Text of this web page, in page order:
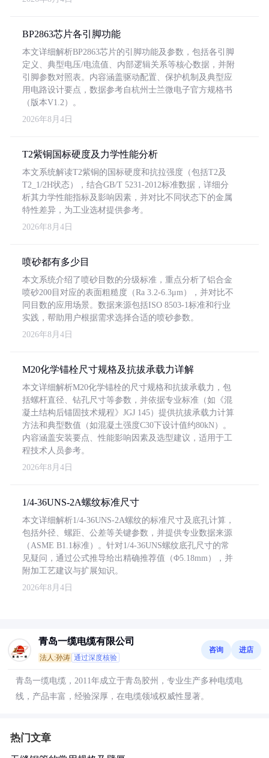
BP2863芯片各引脚功能
本文详细解析BP2863芯片的引脚功能及参数，包括各引脚
定义、典型电压/电流值、内部逻辑关系等核心数据，并附
引脚参数对照表。内容涵盖驱动配置、保护机制及典型应
用电路设计要点，数据参考自杭州士兰微电子官方规格书
（版本V1.2）。
2026年8月4日
T2紫铜国标硬度及力学性能分析
本文系统解读T2紫铜的国标硬度和抗拉强度（包括T2及
T2_1/2H状态），结合GB/T 5231-2012标准数据，详细分
析其力学性能指标及影响因素，并对比不同状态下的金属
特性差异，为工业选材提供参考。
2026年8月4日
喷砂都有多少目
本文系统介绍了喷砂目数的分级标准，重点分析了铝合金
喷砂200目对应的表面粗糙度（Ra 3.2-6.3μm），并对比不
同目数的应用场景。数据来源包括ISO 8503-1标准和行业
实践，帮助用户根据需求选择合适的喷砂参数。
2026年8月4日
M20化学锚栓尺寸规格及抗拔承载力详解
本文详细解析M20化学锚栓的尺寸规格和抗拔承载力，包
括螺杆直径、钻孔尺寸等参数，并依据专业标准（如《混
凝土结构后锚固技术规程》JGJ 145）提供抗拔承载力计算
方法和典型数值（如混凝土强度C30下设计值约80kN）。
内容涵盖安装要点、性能影响因素及选型建议，适用于工
程技术人员参考。
2026年8月4日
1/4-36UNS-2A螺纹标准尺寸
本文详细解析1/4-36UNS-2A螺纹的标准尺寸及底孔计算，
包括外径、螺距、公差等关键参数，并提供专业数据来源
（ASME B1.1标准）。针对1/4-36UNS螺纹底孔尺寸的常
见疑问，通过公式推导给出精确推荐值（Φ5.18mm），并
附加工艺建议与扩展知识。
2026年8月4日
青岛一缆电缆有限公司
法人:孙涛 通过深度核验
咨询 进店
青岛一缆电缆，2011年成立于青岛胶州，专业生产多种电缆电
线，产品丰富，经验深厚，在电缆领域权威性显著。
热门文章